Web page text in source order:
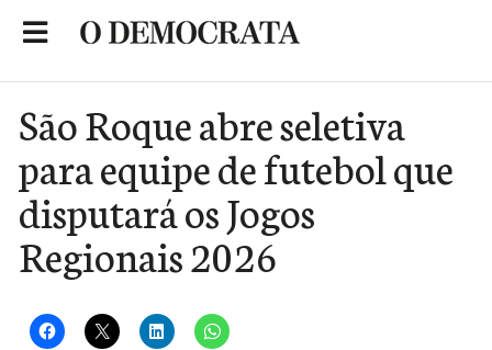
São Roque abre seletiva
para equipe de futebol que
disputará os Jogos
Regionais 2026